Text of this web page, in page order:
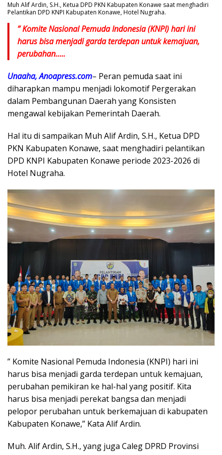
Muh Alif Ardin, S.H., Ketua DPD PKN Kabupaten Konawe saat menghadiri
Pelantikan DPD KNPI Kabupaten Konawe, Hotel Nugraha.
” Komite Nasional Pemuda Indonesia (KNPI) hari ini
harus bisa menjadi garda terdepan untuk kemajuan,
perubahan…..
Unaaha, Anoapress.com– Peran pemuda saat ini
diharapkan mampu menjadi lokomotif Pergerakan
dalam Pembangunan Daerah yang Konsisten
mengawal kebijakan Pemerintah Daerah.
Hal itu di sampaikan Muh Alif Ardin, S.H., Ketua DPD
PKN Kabupaten Konawe, saat menghadiri pelantikan
DPD KNPI Kabupaten Konawe periode 2023-2026 di
Hotel Nugraha.
” Komite Nasional Pemuda Indonesia (KNPI) hari ini
harus bisa menjadi garda terdepan untuk kemajuan,
perubahan pemikiran ke hal-hal yang positif. Kita
harus bisa menjadi perekat bangsa dan menjadi
pelopor perubahan untuk berkemajuan di kabupaten
Kabupaten Konawe,” Kata Alif Ardin.
Muh. Alif Ardin, S.H., yang juga Caleg DPRD Provinsi